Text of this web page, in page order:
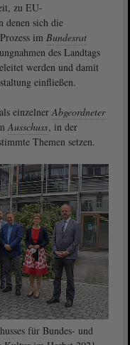
zu EU-
denen sich die
im Bundesrat
des Landtags
werden und damit
einfließen.
einzelnerAbgeordneter
Ausschuss, in der
Themen setzen.
für Bundes- und